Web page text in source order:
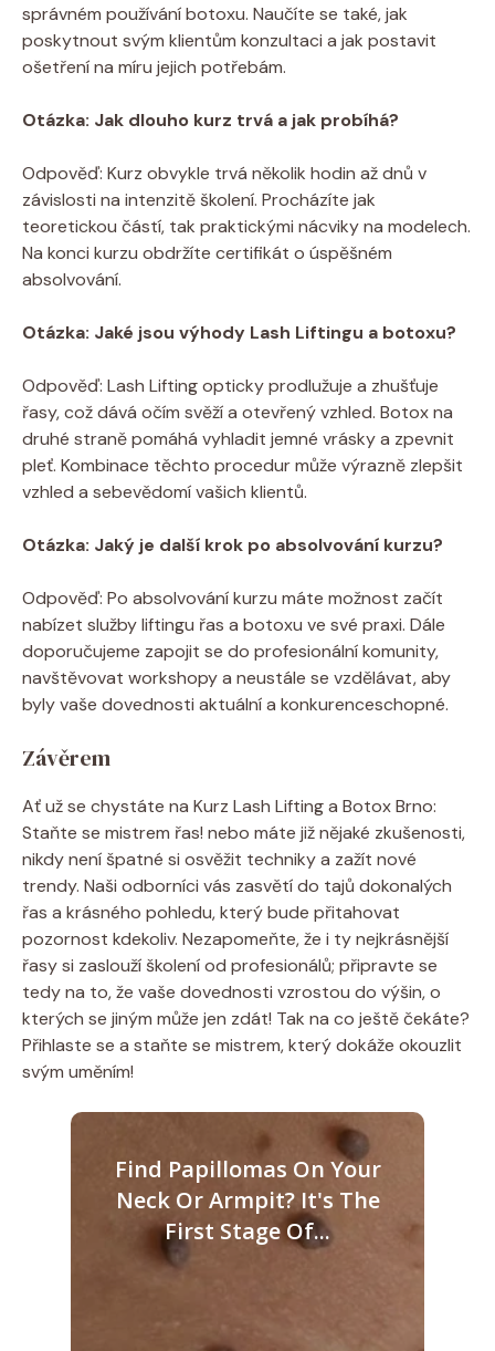
správném používání botoxu. Naučíte se také, jak
poskytnout svým klientům konzultaci a jak postavit
ošetření na míru jejich potřebám.
Otázka: Jak dlouho kurz trvá a jak probíhá?
Odpověď: Kurz obvykle trvá několik hodin až dnů v
závislosti na intenzitě školení. Procházíte jak
teoretickou částí, tak praktickými nácviky na modelech.
Na konci kurzu obdržíte certifikát o úspěšném
absolvování.
Otázka: Jaké jsou výhody Lash Liftingu a botoxu?
Odpověď: Lash Lifting opticky prodlužuje a zhušťuje
řasy, což dává očím svěží a otevřený vzhled. Botox na
druhé straně pomáhá vyhladit jemné vrásky a zpevnit
pleť. Kombinace těchto procedur může výrazně zlepšit
vzhled a sebevědomí vašich klientů.
Otázka: Jaký je další krok po absolvování kurzu?
Odpověď: Po absolvování kurzu máte možnost začít
nabízet služby liftingu řas a botoxu ve své praxi. Dále
doporučujeme zapojit se do profesionální komunity,
navštěvovat workshopy a neustále se vzdělávat, aby
byly vaše dovednosti aktuální a konkurenceschopné.
Závěrem
Ať už se chystáte na Kurz Lash Lifting a Botox Brno:
Staňte se mistrem řas! nebo máte již nějaké zkušenosti,
nikdy není špatné si osvěžit techniky a zažít nové
trendy. Naši odborníci vás zasvětí do tajů dokonalých
řas a krásného pohledu, který bude přitahovat
pozornost kdekoliv. Nezapomeňte, že i ty nejkrásnější
řasy si zaslouží školení od profesionálů; připravte se
tedy na to, že vaše dovednosti vzrostou do výšin, o
kterých se jiným může jen zdát! Tak na co ještě čekáte?
Přihlaste se a staňte se mistrem, který dokáže okouzlit
svým uměním!
Find Papillomas On Your
Neck Or Armpit? It's The
First Stage Of...